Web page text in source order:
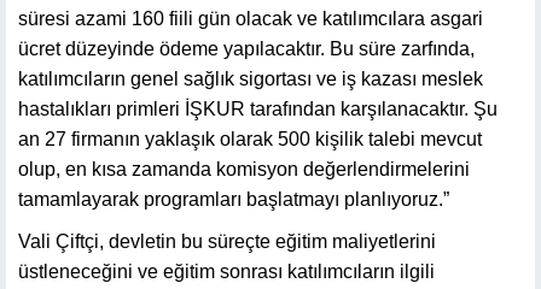
süresi azami 160 fiili gün olacak ve katılımcılara asgari
ücret düzeyinde ödeme yapılacaktır. Bu süre zarfında,
katılımcıların genel sağlık sigortası ve iş kazası meslek
hastalıkları primleri İŞKUR tarafından karşılanacaktır. Şu
an 27 firmanın yaklaşık olarak 500 kişilik talebi mevcut
olup, en kısa zamanda komisyon değerlendirmelerini
tamamlayarak programları başlatmayı planlıyoruz.”
Vali Çiftçi, devletin bu süreçte eğitim maliyetlerini
üstleneceğini ve eğitim sonrası katılımcıların ilgili